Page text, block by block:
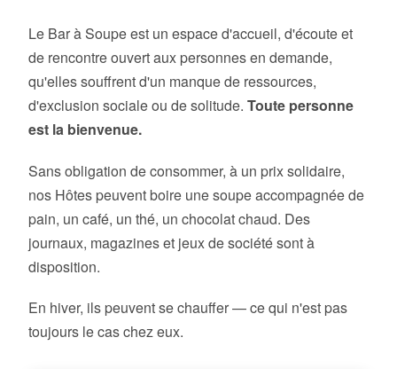
Le Bar à Soupe est un espace d'accueil, d'écoute et
de rencontre ouvert aux personnes en demande,
qu'elles souffrent d'un manque de ressources,
d'exclusion sociale ou de solitude. Toute personne
est la bienvenue.
Sans obligation de consommer, à un prix solidaire,
nos Hôtes peuvent boire une soupe accompagnée de
pain, un café, un thé, un chocolat chaud. Des
journaux, magazines et jeux de société sont à
disposition.
En hiver, ils peuvent se chauffer — ce qui n'est pas
toujours le cas chez eux.